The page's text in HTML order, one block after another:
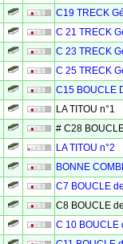
C19 TRECK
C 21 TRECK
C 23 TRECK
C 25 TRECK
C15 BOUCLE
LA TITOU n°1
# C28
LA TITOU n°2
BONNE
C7 BOUCLE
C8 BOUCLE
C 10 BOUCLE